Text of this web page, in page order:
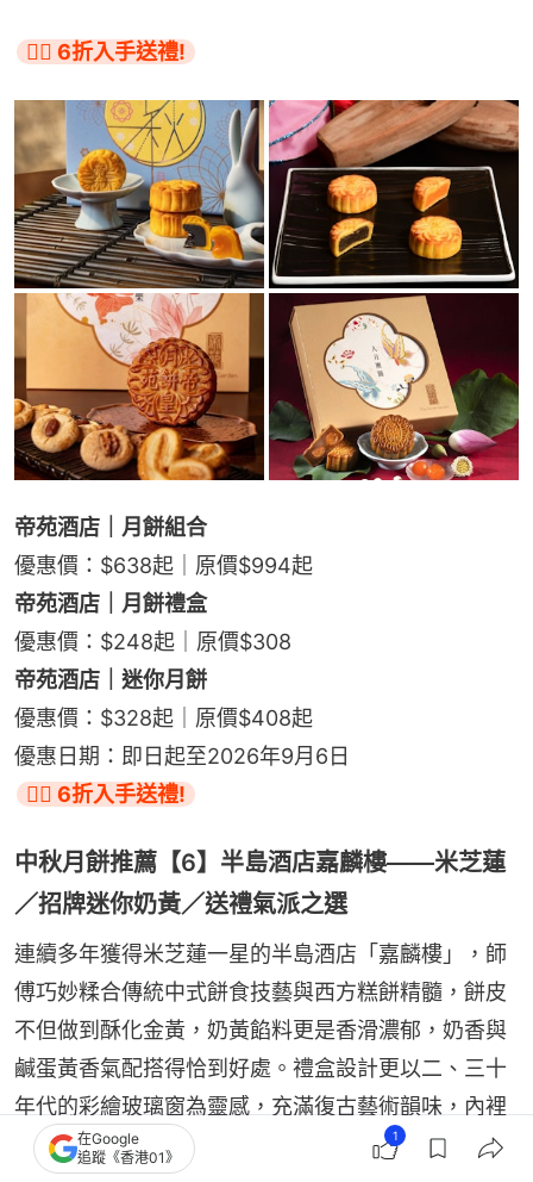
👉🏻 6折入手送禮!
帝苑酒店｜月餅組合
優惠價：$638起｜原價$994起
帝苑酒店｜月餅禮盒
優惠價：$248起｜原價$308
帝苑酒店｜迷你月餅
優惠價：$328起｜原價$408起
優惠日期：即日起至2026年9月6日
👉🏻 6折入手送禮!
中秋月餅推薦【6】半島酒店嘉麟樓——米芝蓮
／招牌迷你奶黃／送禮氣派之選
連續多年獲得米芝蓮一星的半島酒店「嘉麟樓」，師
傅巧妙糅合傳統中式餅食技藝與西方糕餅精髓，餅皮
不但做到酥化金黃，奶黃餡料更是香滑濃郁，奶香與
鹹蛋黃香氣配搭得恰到好處。禮盒設計更以二、三十
年代的彩繪玻璃窗為靈感，充滿復古藝術韻味，內裡
盛載著8件手工精製的迷你月餅，由內到外散發奢華
在Google
追蹤《香港01》
1